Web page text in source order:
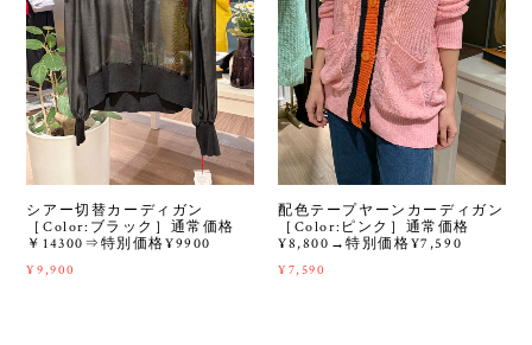
シアー切替カーディガン
［Color:ブラック］通常価格
￥14300⇒特別価格¥9900
¥9,900
配色テープヤーンカーディガン
［Color:ピンク］通常価格
¥8,800→特別価格¥7,590
¥7,590